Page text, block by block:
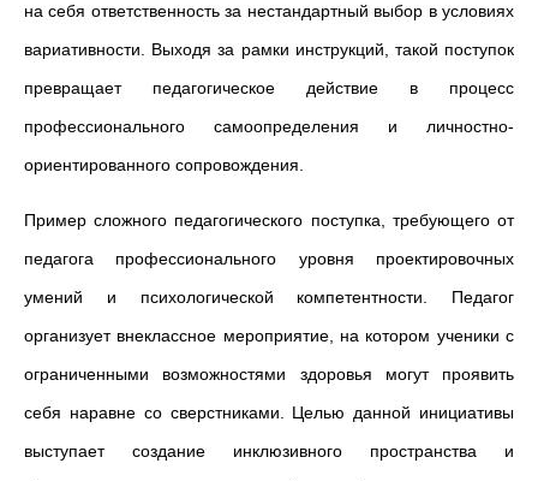
на себя ответственность за нестандартный выбор в условиях
вариативности. Выходя за рамки инструкций, такой поступок
превращает педагогическое действие в процесс
профессионального самоопределения и личностно-
ориентированного сопровождения.
Пример сложного педагогического поступка, требующего от
педагога профессионального уровня проектировочных
умений и психологической компетентности. Педагог
организует внеклассное мероприятие, на котором ученики с
ограниченными возможностями здоровья могут проявить
себя наравне со сверстниками. Целью данной инициативы
выступает создание инклюзивного пространства и